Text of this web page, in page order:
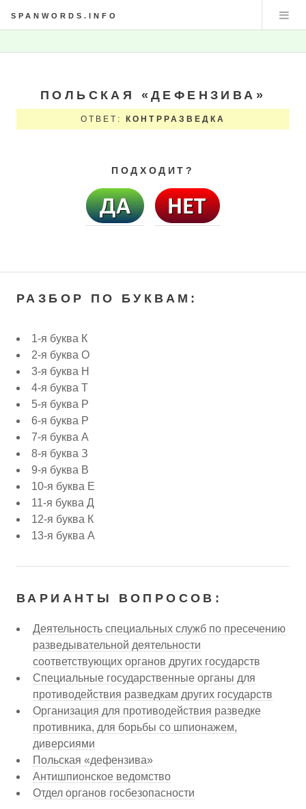
SPANWORDS.INFO
ПОЛЬСКАЯ «ДЕФЕНЗИВА»
ОТВЕТ: КОНТРРАЗВЕДКА
ПОДХОДИТ?
РАЗБОР ПО БУКВАМ:
1-я буква К
2-я буква О
3-я буква Н
4-я буква Т
5-я буква Р
6-я буква Р
7-я буква А
8-я буква З
9-я буква В
10-я буква Е
11-я буква Д
12-я буква К
13-я буква А
ВАРИАНТЫ ВОПРОСОВ:
Деятельность специальных служб по пресечению
разведывательной деятельности
соответствующих органов других государств
Специальные государственные органы для
противодействия разведкам других государств
Организация для противодействия разведке
противника, для борьбы со шпионажем,
диверсиями
Польская «дефензива»
Антишпионское ведомство
Отдел органов госбезопасности